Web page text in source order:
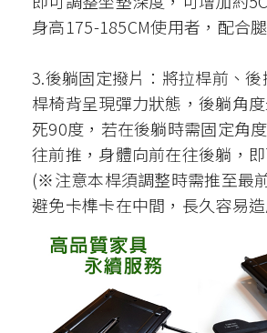
身高175-185CM使用者，配合
3.後躺固定撥片：將拉桿前、
桿椅背呈現彈力狀態，後躺角
死90度，若在後躺時需固定角
往前推，身體向前在往後躺，
(※注意本桿須調整時需推至最
避免卡榫卡在中間，長久容易